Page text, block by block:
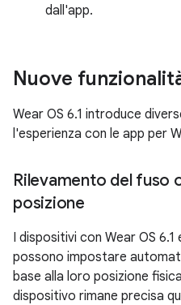
dall'app.
Nuove
Wear OS 6.1 introduce
l'esperienza con le app per
Rilevamento del fuso
posizione
I dispositivi con Wear OS
possono impostare
base alla loro posizione
dispositivo rimane precisa